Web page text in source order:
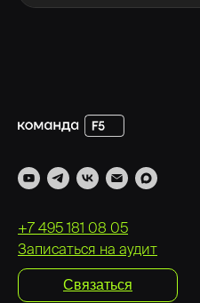
+7 495 181 08 05
Записаться на аудит
Связаться